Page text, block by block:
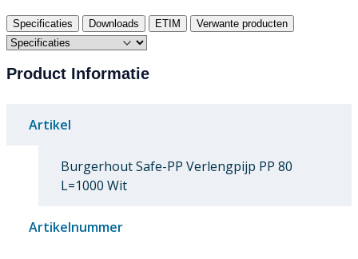
Specificaties Downloads ETIM Verwante producten
Product Informatie
Artikel
Burgerhout Safe-PP Verlengpijp PP 80
L=1000 Wit
Artikelnummer